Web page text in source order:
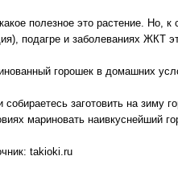
полезное это растение. Но,
подагре и заболеваниях ЖКТ
горошек в домашних
собираетесь заготовить на зиму
мариновать наивкуснейший
takioki.ru